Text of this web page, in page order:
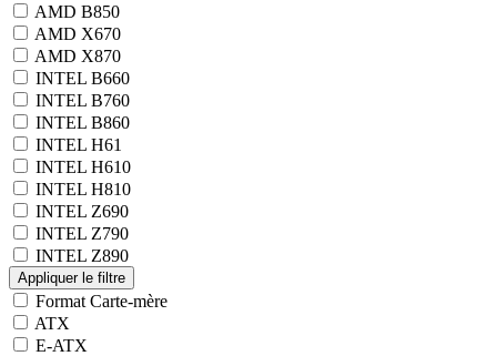
AMD B850
AMD X670
AMD X870
INTEL B660
INTEL B760
INTEL B860
INTEL H61
INTEL H610
INTEL H810
INTEL Z690
INTEL Z790
INTEL Z890
Format Carte-mère
ATX
E-ATX